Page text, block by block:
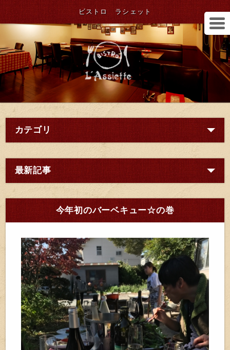
ビストロ ラシェット
カテゴリ
最新記事
今年初のバーベキュー☆の巻